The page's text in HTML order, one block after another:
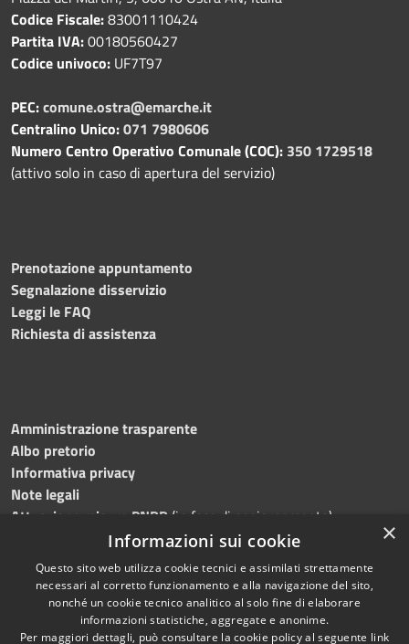
Codice Fiscale:83001110424
Partita IVA:00180560427
Codice univoco: UF7T97
PEC:comune.ostra@emarche.it
Centralino Unico:071 7980606
Numero Centro Operativo Comunale (COC): 350 1729518
(attivo solo in caso di apertura del servizio)
Prenotazione appuntamento
Segnalazione disservizio
Leggi le FAQ
Richiesta di assistenza
Amministrazione trasparente
Albo pretorio
Informativa privacy
Note legali
Attuazione misure PNRR (in fase di aggiornamento)
Dichiarazione di accessibilità
Copyright © 2026 • Comune di
×
Informazioni sui cookie
Questo sito web utilizza cookie tecnici e assimilati strettamente
necessari al corretto funzionamento e alla navigazione del sito,
nonché un cookie tecnico analitico al solo fine di elaborare
informazioni statistiche, aggregate e anonime.
Per maggiori dettagli, può consultare la cookie policy al seguente link